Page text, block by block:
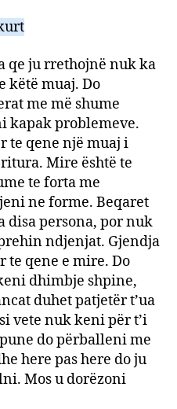
qe ju rrethojnë nuk ka
këtë muaj. Do
me më shume
kapak problemeve.
te qene një muaj i
Mire është te
te forta me
ne forme. Beqaret
disa persona, por nuk
ndjenjat. Gjendja
te qene e mire. Do
dhimbje shpine,
duhet patjetër t’ua
vete nuk keni për t’i
do përballeni me
here pas here do ju
Mos u dorëzoni